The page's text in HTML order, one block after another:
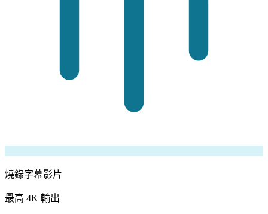
燒錄字幕影片
最高 4K 輸出